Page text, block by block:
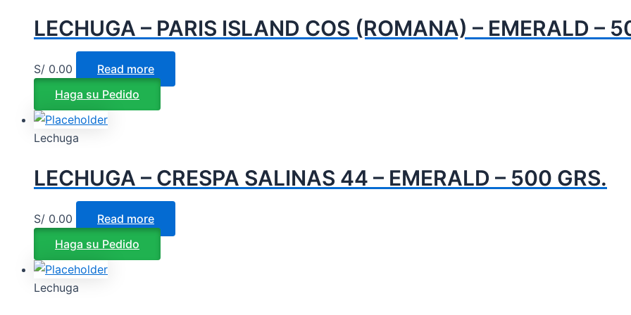
LECHUGA – PARIS ISLAND COS (ROMANA) – EMERALD –
S/ 0.00
Read more
Haga su Pedido
Lechuga
LECHUGA – CRESPA SALINAS 44 – EMERALD – 500 GRS.
S/ 0.00
Read more
Haga su Pedido
Lechuga